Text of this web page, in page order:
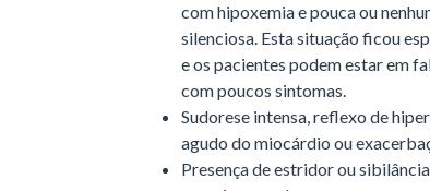
com hipoxemia e pouca ou
silenciosa. Esta situação ficou
e os pacientes podem estar em
com poucos sintomas.
Sudorese intensa, reflexo de
agudo do miocárdio ou
Presença de estridor ou